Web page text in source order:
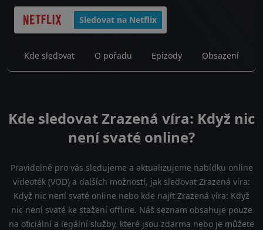
Sledovat na Netflix
Kde sledovat O pořadu Epizody Obsazení
Kde sledovat Zrazená víra: Když nic
není svaté online?
Pravidelně pro vás sledujeme a aktualizujeme nabídku online
videoték (VOD) a dalších možností, jak sledovat Zrazená víra:
Když nic není svaté online nebo kde najít Zrazená víra: Když
nic není svaté ke stažení offline. Náš seznam obsahuje pouze
na oficiální a legální služby, které jsou zdarma nebo je můžete